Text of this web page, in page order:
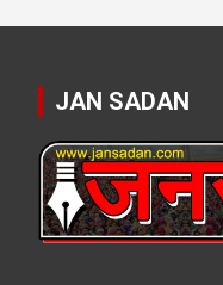
JAN SADAN